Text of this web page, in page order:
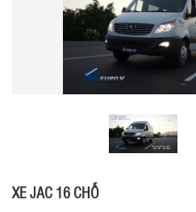
XE JAC 16 CHỖ